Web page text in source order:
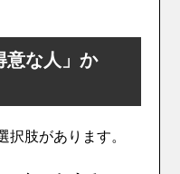
意な人」か
択肢があります。